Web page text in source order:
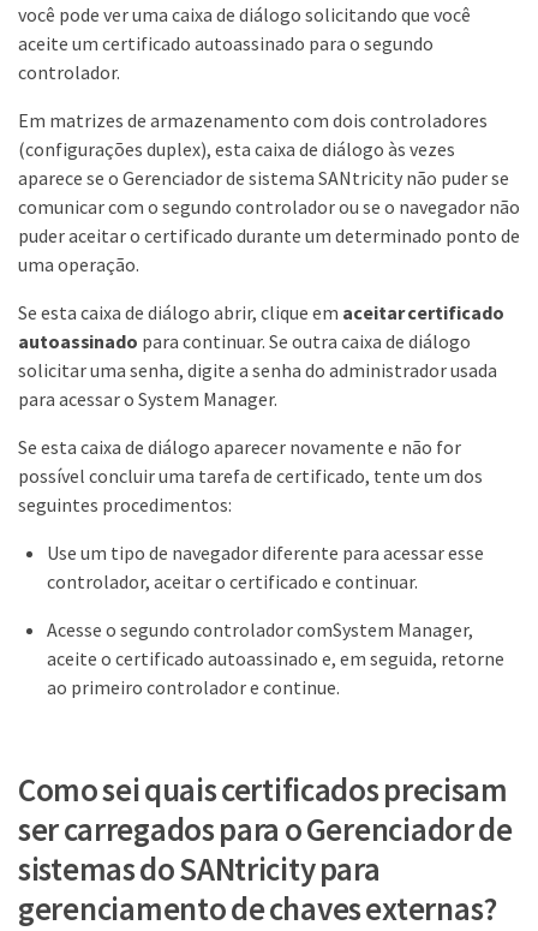
você pode ver uma caixa de diálogo solicitando que você
aceite um certificado autoassinado para o segundo
controlador.
Em matrizes de armazenamento com dois controladores
(configurações duplex), esta caixa de diálogo às vezes
aparece se o Gerenciador de sistema SANtricity não puder se
comunicar com o segundo controlador ou se o navegador não
puder aceitar o certificado durante um determinado ponto de
uma operação.
Se esta caixa de diálogo abrir, clique em aceitar certificado
autoassinado para continuar. Se outra caixa de diálogo
solicitar uma senha, digite a senha do administrador usada
para acessar o System Manager.
Se esta caixa de diálogo aparecer novamente e não for
possível concluir uma tarefa de certificado, tente um dos
seguintes procedimentos:
Use um tipo de navegador diferente para acessar esse
controlador, aceitar o certificado e continuar.
Acesse o segundo controlador comSystem Manager,
aceite o certificado autoassinado e, em seguida, retorne
ao primeiro controlador e continue.
Como sei quais certificados precisam
ser carregados para o Gerenciador de
sistemas do SANtricity para
gerenciamento de chaves externas?